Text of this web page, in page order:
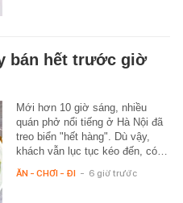
bán hết trước giờ
Mới hơn 10 giờ sáng, nhiều
quán phở nổi tiếng ở Hà Nội đã
treo biển "hết hàng". Dù vậy,
khách vẫn lục tục kéo đến, có…
ĂN - CHƠI - ĐI - 6 giờ trước